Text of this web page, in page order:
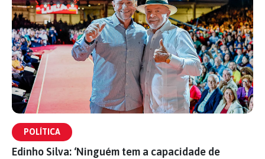
POLÍTICA
Edinho Silva: ‘Ninguém tem a capacidade de